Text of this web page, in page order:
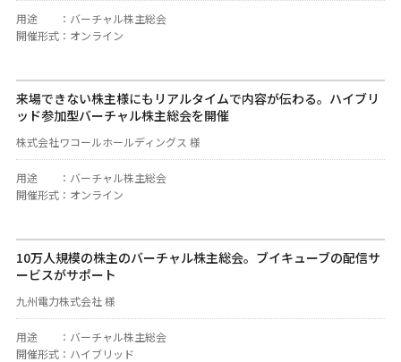
用途 ： バーチャル株主総会
開催形式： オンライン
来場できない株主様にもリアルタイムで内容が伝わる。ハイブリ
ッド参加型バーチャル株主総会を開催
株式会社ワコールホールディングス 様
用途 ： バーチャル株主総会
開催形式： オンライン
10万人規模の株主のバーチャル株主総会。ブイキューブの配信サ
ービスがサポート
九州電力株式会社 様
用途 ： バーチャル株主総会
開催形式： ハイブリッド